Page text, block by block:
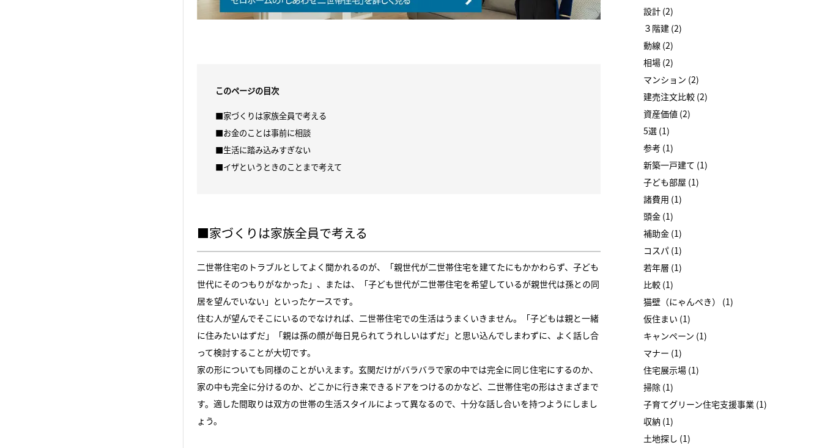
このページの目次
■家づくりは家族全員で考える
■お金のことは事前に相談
■生活に踏み込みすぎない
■イザというときのことまで考えて
■家づくりは家族全員で考える
二世帯住宅のトラブルとしてよく聞かれるのが、「親世代が二世帯住宅を建てたにもかかわらず、子ども
世代にそのつもりがなかった」、または、「子ども世代が二世帯住宅を希望しているが親世代は孫との同
居を望んでいない」といったケースです。
住む人が望んでそこにいるのでなければ、二世帯住宅での生活はうまくいきません。「子どもは親と一緒
に住みたいはずだ」「親は孫の顔が毎日見られてうれしいはずだ」と思い込んでしまわずに、よく話し合
って検討することが大切です。
家の形についても同様のことがいえます。玄関だけがバラバラで家の中では完全に同じ住宅にするのか、
家の中も完全に分けるのか、どこかに行き来できるドアをつけるのかなど、二世帯住宅の形はさまざまで
す。適した間取りは双方の世帯の生活スタイルによって異なるので、十分な話し合いを持つようにしまし
ょう。
設計 (2)
３階建 (2)
動線 (2)
相場 (2)
マンション (2)
建売注文比較 (2)
資産価値 (2)
5選 (1)
参考 (1)
新築一戸建て (1)
子ども部屋 (1)
諸費用 (1)
頭金 (1)
補助金 (1)
コスパ (1)
若年層 (1)
比較 (1)
猫壁（にゃんぺき） (1)
仮住まい (1)
キャンペーン (1)
マナー (1)
住宅展示場 (1)
掃除 (1)
子育てグリーン住宅支援事業 (1)
収納 (1)
土地探し (1)